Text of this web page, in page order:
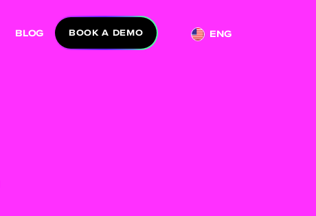
BLOG BOOK A DEMO ENG